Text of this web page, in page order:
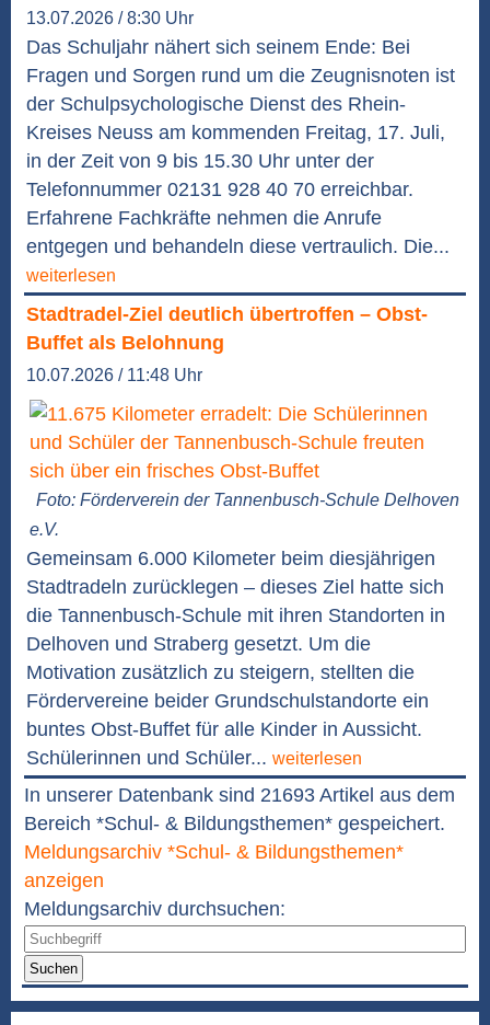
13.07.2026 / 8:30 Uhr
Das Schuljahr nähert sich seinem Ende: Bei
Fragen und Sorgen rund um die Zeugnisnoten ist
der Schulpsychologische Dienst des Rhein-
Kreises Neuss am kommenden Freitag, 17. Juli,
in der Zeit von 9 bis 15.30 Uhr unter der
Telefonnummer 02131 928 40 70 erreichbar.
Erfahrene Fachkräfte nehmen die Anrufe
entgegen und behandeln diese vertraulich. Die...
weiterlesen
Stadtradel-Ziel deutlich übertroffen – Obst-
Buffet als Belohnung
10.07.2026 / 11:48 Uhr
Foto: Förderverein der Tannenbusch-Schule Delhoven
e.V.
Gemeinsam 6.000 Kilometer beim diesjährigen
Stadtradeln zurücklegen – dieses Ziel hatte sich
die Tannenbusch-Schule mit ihren Standorten in
Delhoven und Straberg gesetzt. Um die
Motivation zusätzlich zu steigern, stellten die
Fördervereine beider Grundschulstandorte ein
buntes Obst-Buffet für alle Kinder in Aussicht.
Schülerinnen und Schüler... weiterlesen
In unserer Datenbank sind 21693 Artikel aus dem
Bereich *Schul- & Bildungsthemen* gespeichert.
Meldungsarchiv *Schul- & Bildungsthemen*
anzeigen
Meldungsarchiv durchsuchen:
Suchen